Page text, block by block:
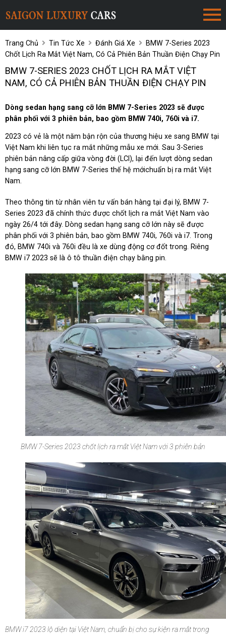
Trang Chủ Tin Tức Xe Đánh Giá Xe
BMW 7-Series 2023
Chốt Lịch Ra Mắt Việt Nam, Có Cả Phiên Bản Thuần Điện Chạy Pin
BMW 7-SERIES 2023 CHỐT LỊCH RA MẮT VIỆT
NAM, CÓ CẢ PHIÊN BẢN THUẦN ĐIỆN CHẠY PIN
Dòng sedan hạng sang cỡ lớn BMW 7-Series 2023 sẽ được
phân phối với 3 phiên bản, bao gồm BMW 740i, 760i và i7.
2023 có vẻ là một năm bận rộn của thương hiệu xe sang BMW tại
Việt Nam khi liên tục ra mắt những mẫu xe mới. Sau 3-Series
phiên bản nâng cấp giữa vòng đời (LCI), lại đến lượt dòng sedan
hạng sang cỡ lớn BMW 7-Series thế hệ mớichuẩn bị ra mắt Việt
Nam.
Theo thông tin từ nhân viên tư vấn bán hàng tại đại lý, BMW 7-
Series 2023 đã chính thức được chốt lịch ra mắt Việt Nam vào
ngày 26/4 tới đây. Dòng sedan hạng sang cỡ lớn này sẽ được
phân phối với 3 phiên bản, bao gồm BMW 740i, 760i và i7. Trong
đó, BMW 740i và 760i đều là xe dùng động cơ đốt trong. Riêng
BMW i7 2023 sẽ là ô tô thuần điện chạy bằng pin.
BMW 7-Series 2023 chốt lịch ra mắt Việt Nam với 3 phiên bản
BMW i7 2023 lộ diện tại Việt Nam, chuẩn bị cho sự kiện ra mắt trong